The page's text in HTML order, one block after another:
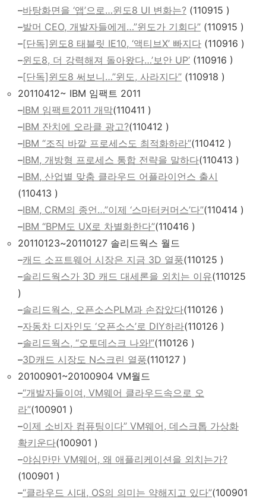
–바탕화면을 ‘앱’으로…윈도8 UI 변화는? (110915 )
–발머 CEO, 개발자들에게…”윈도가 기회다” (110915 )
–[단독]윈도8 태블릿 IE10, ‘액티브X’ 빠지다 (110916 )
–윈도8, 더 강력해져 돌아왔다…’보안 UP’ (110916 )
–[단독]윈도8 써보니…”윈도, 사라지다” (110918 )
20110412~ IBM 임팩트 2011
–IBM 임팩트2011 개막(110411 )
–IBM 잔치에 오라클 광고?(110412 )
–IBM “조직 바깥 프로세스도 최적화하라”(110412 )
–IBM, 개방형 프로세스 통합 전략을 말하다(110413 )
–IBM, 산업별 맞춤 클라우드 어플라이언스 출시
(110413 )
–IBM, CRM의 종언…”이제 ‘스마터커머스’다”(110414 )
–IBM “BPM도 UX로 차별화한다”(110416 )
20110123~20110127 솔리드웍스 월드
–캐드 소프트웨어 시장은 지금 3D 열풍(110125 )
–솔리드웍스가 3D 캐드 대세론을 외치는 이유(110125
)
–솔리드웍스, 오픈소스PLM과 손잡았다(110126 )
–자동차 디자인도 ‘오픈소스’로 DIY하라(110126 )
–솔리드웍스, “오토데스크 나와!”(110126 )
–3D캐드 시장도 N스크린 열풍(110127 )
20100901~20100904 VM월드
–“개발자들이여, VM웨어 클라우드속으로 오
라”(100901 )
–이제 소비자 컴퓨팅이다” VM웨어, 데스크톱 가상화
확키운다(100901 )
–야심만만 VM웨어, 왜 애플리케이션을 외치는가?
(100901 )
–“클라우드 시대, OS의 의미는 약해지고 있다”(100901